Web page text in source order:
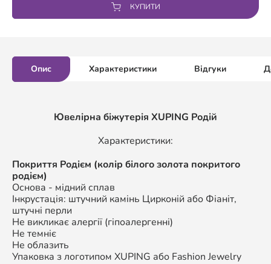
КУПИТИ
Опис Характеристики Відгуки
Ювелірна біжутерія XUPING Родій
Характеристики:
Покриття Родієм (колір білого золота покритого
родієм)
Основа - мідний сплав
Інкрустація: штучний камінь Цирконій або Фіаніт,
штучні перли
Не викликає алергії (гіпоалергенні)
Не темніє
Не облазить
Упаковка з логотипом XUPING або Fashion Jewelry